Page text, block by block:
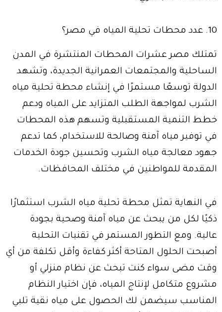
10. عدد محطات تحلية المياه في مصر؟
تمتلك مصر عشرات المحطات المنتشرة في المدن
الساحلية والمجتمعات العمرانية الجديدة، وتشهد
الدولة توسعًا مستمرًا في إنشاء محطة تحلية مياه
الشرب لمواجهة الطلب المتزايد على المياه ودعم
خطط التنمية المستقبلية وتسهم هذه المحطات
في توفير مياه آمنة وصالحة للاستخدام، كما تدعم
جهود معالجة مياه الشرب وتحسين جودة الخدمات
المقدمة للمواطنين في مختلف المحافظات.
في النهاية تمثل محطة تحلية مياه الشرب استثمارًا
ذكيًا لكل من يبحث عن مياه آمنة وصحية بجودة
عالية. ومع التطور المستمر في تقنيات التحلية
أصبحت الحلول المتاحة أكثر كفاءة وأقل تكلفة من أي
وقت مضى سواء كنت تبحث عن نظام منزلي أو
مشروع متكامل لإنتاج المياه، فإن اختيار النظام
المناسب سيضمن لك الحصول على مياه نقية تلبي